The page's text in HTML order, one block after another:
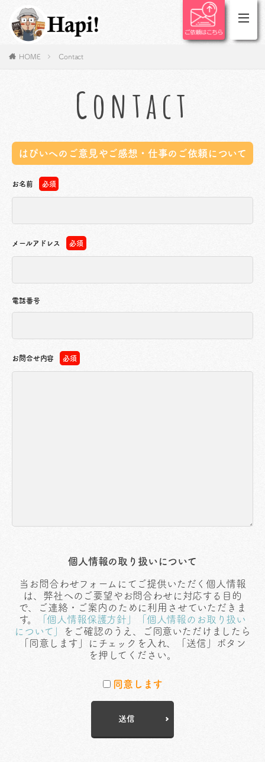
HOME Contact
Contact
はぴいへのご意見やご感想・仕事のご依頼について
お名前 必須
メールアドレス 必須
電話番号
お問合せ内容 必須
個人情報の取り扱いについて
当お問合わせフォームにてご提供いただく個人情報
は、弊社へのご要望やお問合わせに対応する目的
で、ご連絡・ご案内のために利用させていただきま
す。
「個人情報保護方針」「個人情報のお取り扱い
について」
をご確認のうえ、ご同意いただけましたら
「同意します」にチェックを入れ、「送信」ボタン
を押してください。
同意します